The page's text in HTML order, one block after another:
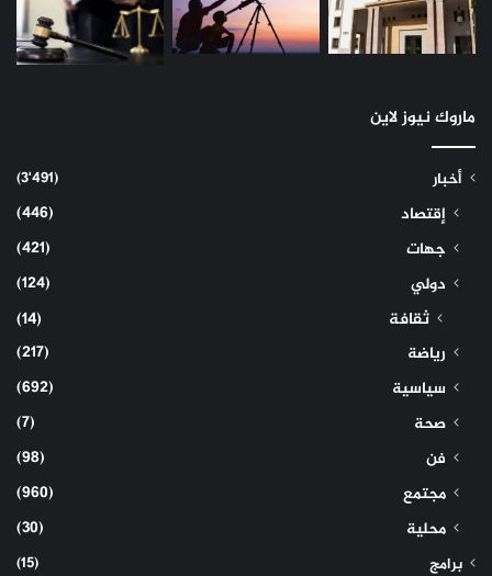
ماروك نيوز لاين
أخبار (3٬491)
إقتصاد
(446)
جهات
(421)
دولي
(124)
ثقافة (14)
رياضة
(217)
سياسية
(692)
صحة
(7)
فن
(98)
مجتمع
(960)
محلية
(30)
برامج (15)